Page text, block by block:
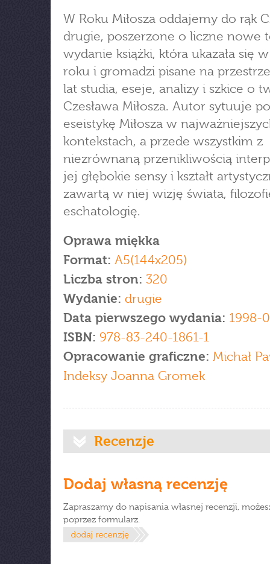
W Roku Miłosza oddajemy do rąk
drugie, poszerzone o liczne nowe
wydanie książki, która ukazała się
roku i gromadzi pisane na
lat studia, eseje, analizy i szkice o
Czesława Miłosza. Autor sytuuje
eseistykę Miłosza w
kontekstach, a przede wszystkim z
niezrównaną przenikliwością
jej głębokie sensy i kształt
zawartą w niej wizję świata,
eschatologię.
Oprawa miękka
Format: A5(144x205)
Liczba stron: 320
Wydanie: drugie
Data pierwszego wydania: 1998-
ISBN: 978-83-240-1861-1
Opracowanie graficzne: Michał
Indeksy Joanna Gromek
Recenzje
Dodaj własną recenzję
Zapraszamy do napisania własnej recenzji,
poprzez formularz.